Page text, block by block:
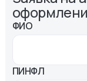
ФИО
ПИНФЛ